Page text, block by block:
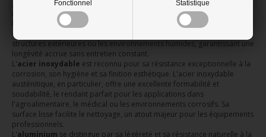
Fonctionnel Statistique
générales. Il est facile à souder et à travailler, idéal pour les projets
intérieurs ou ceux nécessitant une finition par peinture.
Le
fer galvanisé est revêtu d'une couche de zinc, lui conférant une
excellente protection contre la corrosion. Il est privilégié pour les
structures extérieures ou les environnements humides, garantissant une
longévité accrue sans entretien constant.
L'acier inoxydable est reconnu pour sa résistance exceptionnelle à la
corrosion, son hygiène et sa finition esthétique. L'acier inoxydable
austénitique, en particulier, offre une excellente formabilité et
soudabilité, le rendant parfait pour les applications dans
l'agroalimentaire, le médical ou les environnements corrosifs. Sa
surface lisse facilite le nettoyage, un atout majeur pour les équipements
professionnels.
L'aluminium se distingue par sa légèreté et sa résistance naturelle à la